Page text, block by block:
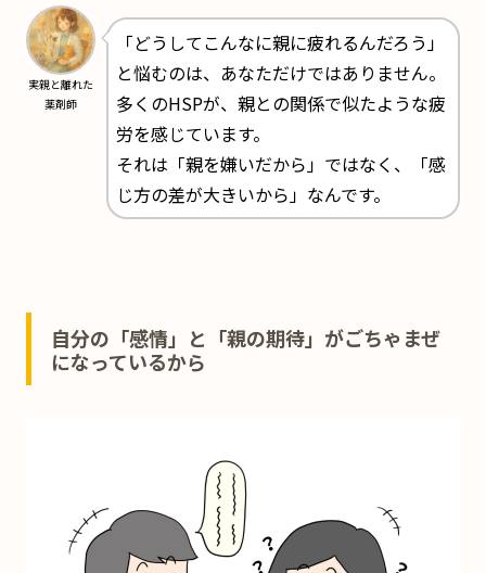
実親と離れた
薬剤師
「どうしてこんなに親に疲れるんだろう」
と悩むのは、あなただけではありません。
多くのHSPが、親との関係で似たような疲
労を感じています。
それは「親を嫌いだから」ではなく、「感
じ方の差が大きいから」なんです。
自分の「感情」と「親の期待」がごちゃまぜ
になっているから